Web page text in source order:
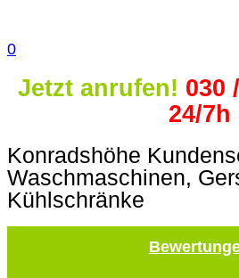
0
Jetzt anrufen! 030
24/7h
Konradshöhe
Waschmaschinen,
Kühlschränke